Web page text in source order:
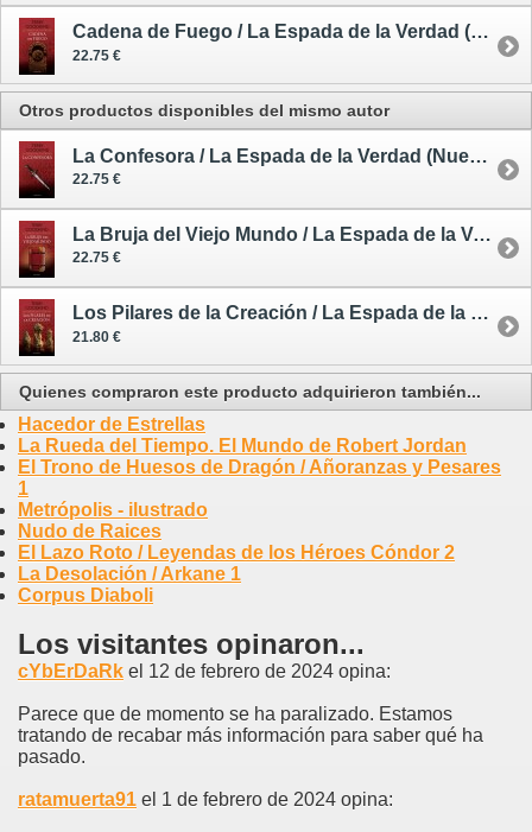
Cadena de Fuego / La Espada de la Verdad (Nueva Edición) 9 (de 17)
22.75 €
Otros productos disponibles del mismo autor
La Confesora / La Espada de la Verdad (Nueva Edición) 11 (de 17)
22.75 €
La Bruja del Viejo Mundo / La Espada de la Verdad (Nueva Edición) 10 (de 17)
22.75 €
Los Pilares de la Creación / La Espada de la Verdad (Nueva Edición) 7 (de 17)
21.80 €
Quienes compraron este producto adquirieron también...
Hacedor de Estrellas
La Rueda del Tiempo. El Mundo de Robert Jordan
El Trono de Huesos de Dragón / Añoranzas y Pesares
1
Metrópolis - ilustrado
Nudo de Raices
El Lazo Roto / Leyendas de los Héroes Cóndor 2
La Desolación / Arkane 1
Corpus Diaboli
Los visitantes opinaron...
cYbErDaRk el 12 de febrero de 2024 opina:
Parece que de momento se ha paralizado. Estamos
tratando de recabar más información para saber qué ha
pasado.
ratamuerta91 el 1 de febrero de 2024 opina: